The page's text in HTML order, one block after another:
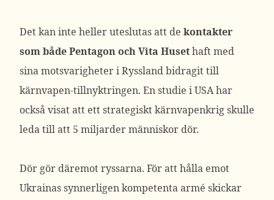
Det kan inte heller uteslutas att de kontakter
som både Pentagon och Vita Husethaft med
sina motsvarigheter i Ryssland bidragit till
kärnvapen-tillnyktringen. En studie i USA har
också visat att ett strategiskt kärnvapenkrig skulle
leda till att 5 miljarder människor dör.
Dör gör däremot ryssarna. För att hålla emot
Ukrainas synnerligen kompetenta armé skickar